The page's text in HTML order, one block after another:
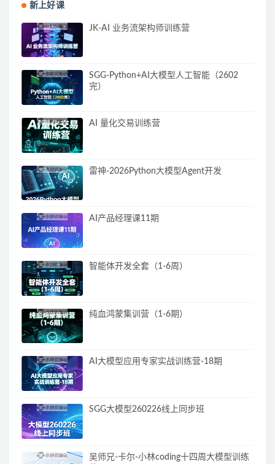
新上好课
JK-AI 业务流架构师训练营
SGG-Python+AI大模型人工智能（2602
完）
AI 量化交易训练营
雷神-2026Python大模型Agent开发
AI产品经理课11期
智能体开发全套（1-6周）
纯血鸿蒙集训营（1-6期）
AI大模型应用专家实战训练营-18期
SGG大模型260226线上同步班
吴师兄-卡尔-小林coding十四周大模型训练